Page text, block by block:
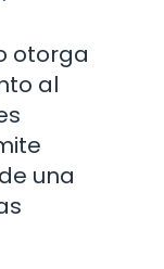
otorga
al
una